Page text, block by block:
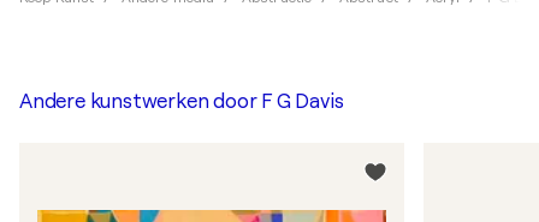
Andere kunstwerken door F G Davis